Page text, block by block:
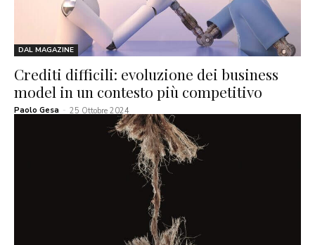
DAL MAGAZINE
Crediti difficili: evoluzione dei business
model in un contesto più competitivo
Paolo Gesa - 25 Ottobre 2024